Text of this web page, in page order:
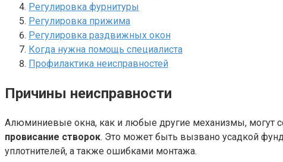
Регулировка фурнитуры
Регулировка прижима
Регулировка раздвижных окон
Когда нужна помощь специалиста
Профилактика неисправностей
Причины неисправности
Алюминиевые окна, как и любые другие механизмы, могут
провисание створок. Это может быть вызвано усадкой
уплотнителей, а также ошибками монтажа.